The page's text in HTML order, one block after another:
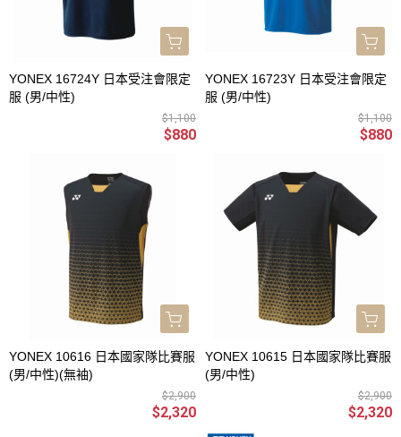
YONEX 16724Y 日本受注會限定
服 (男/中性)
$1,100
$880
YONEX 16723Y 日本受注會限定
服 (男/中性)
$1,100
$880
YONEX 10616 日本國家隊比賽服
(男/中性)(無袖)
$2,900
$2,320
YONEX 10615 日本國家隊比賽服
(男/中性)
$2,900
$2,320